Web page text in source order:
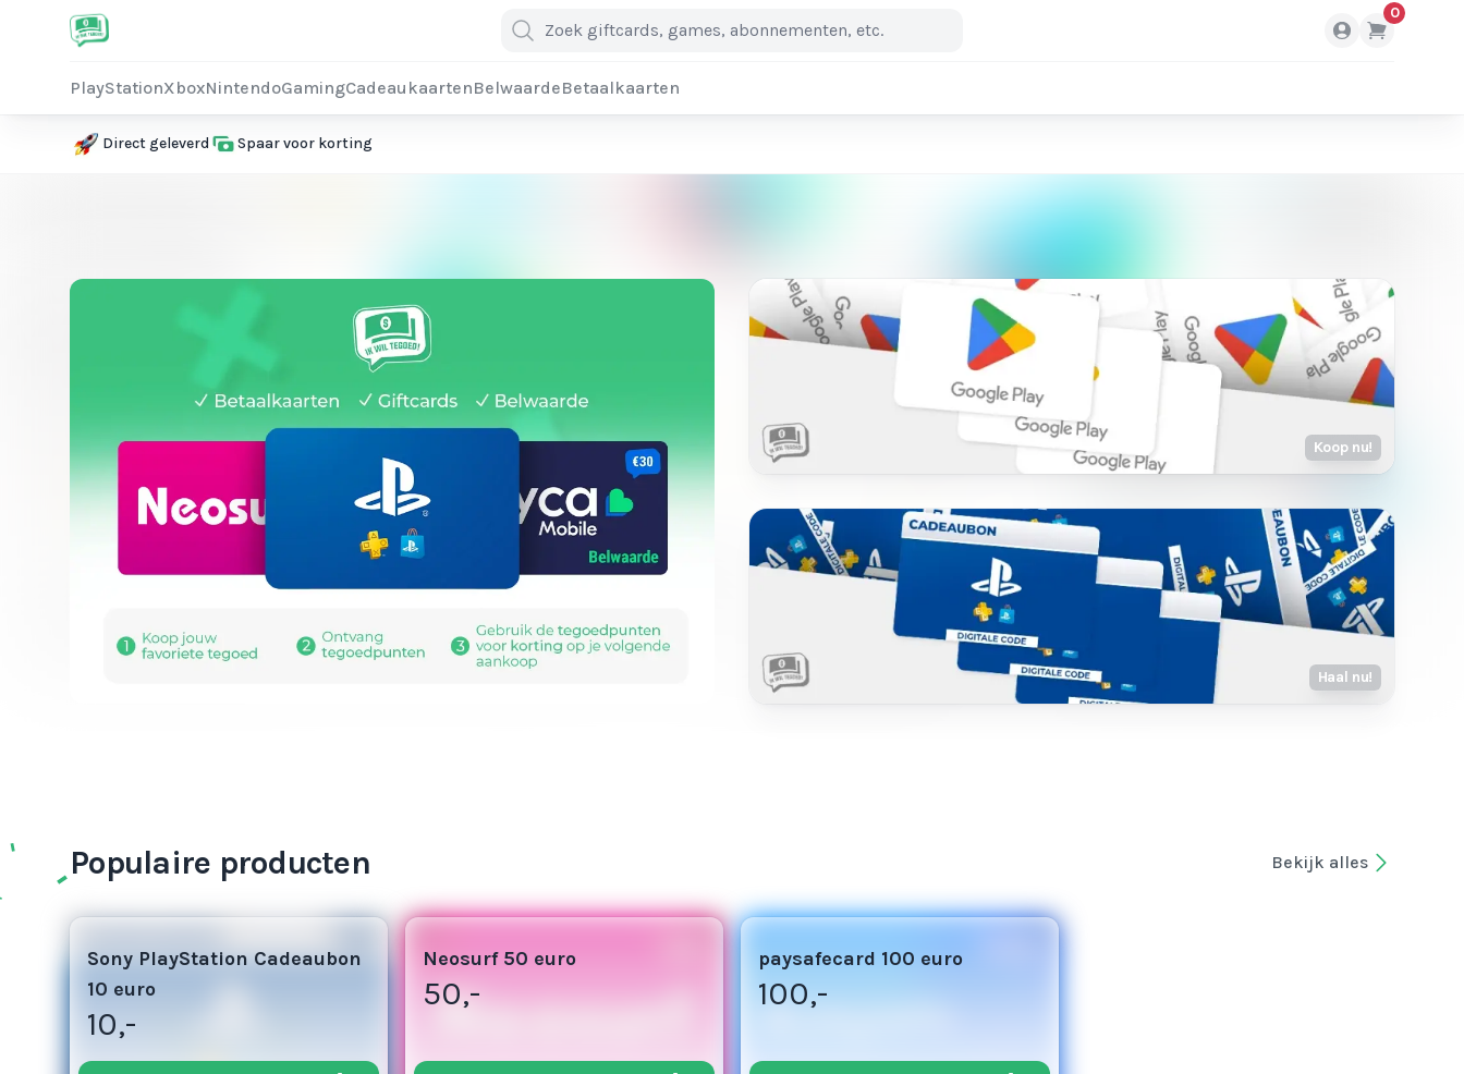
0
PlayStationXboxNintendoGamingCadeaukaartenBelwaardeBetaalkaarten
Direct geleverd Spaar voor korting
Koop nu!
Haal nu!
Populaire producten Bekijk alles
Sony PlayStation Cadeaubon
10 euro
10,-
Neosurf 50 euro
50,-
paysafecard 100 euro
100,-